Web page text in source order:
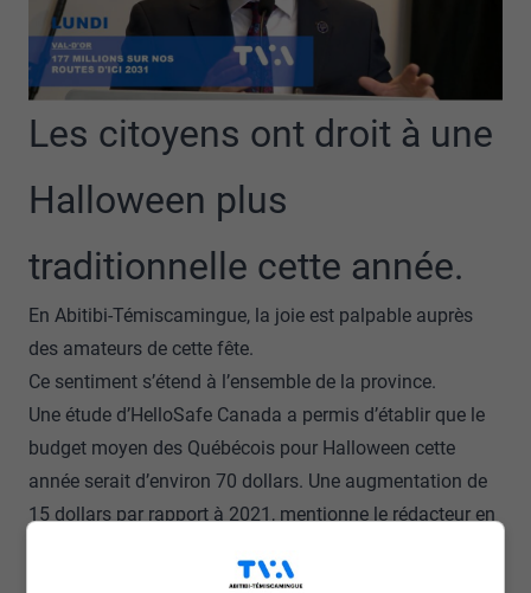
Les citoyens ont droit à une
Halloween plus
traditionnelle cette année.
En Abitibi-Témiscamingue, la joie est palpable auprès
des amateurs de cette fête.
​Ce sentiment s’étend à l’ensemble de la province.
Une étude d’HelloSafe Canada a permis d’établir que le
budget moyen des Québécois pour Halloween cette
année serait d’environ 70 dollars. Une augmentation de
15 dollars par rapport à 2021, mentionne le rédacteur en
Les dépenses liées aux costumes composent près de la